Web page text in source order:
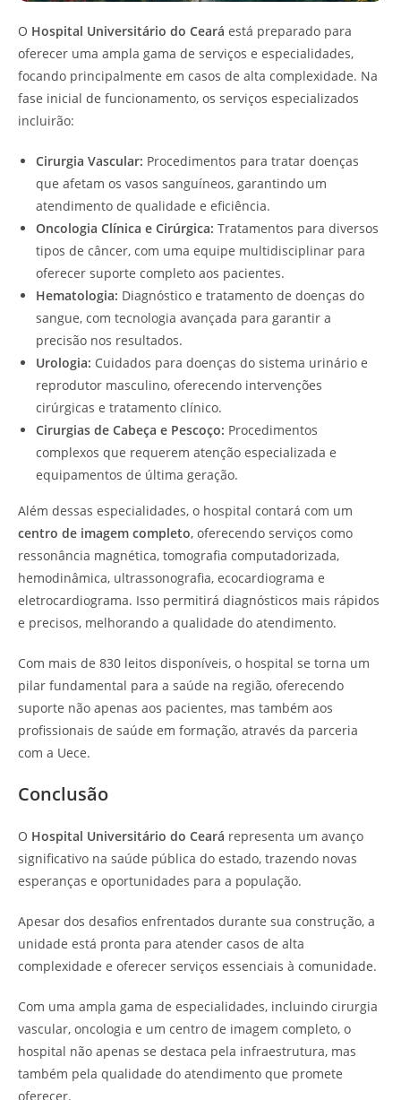
O Hospital Universitário do Ceará está preparado para
oferecer uma ampla gama de serviços e especialidades,
focando principalmente em casos de alta complexidade. Na
fase inicial de funcionamento, os serviços especializados
incluirão:
Cirurgia Vascular: Procedimentos para tratar doenças
que afetam os vasos sanguíneos, garantindo um
atendimento de qualidade e eficiência.
Oncologia Clínica e Cirúrgica: Tratamentos para diversos
tipos de câncer, com uma equipe multidisciplinar para
oferecer suporte completo aos pacientes.
Hematologia: Diagnóstico e tratamento de doenças do
sangue, com tecnologia avançada para garantir a
precisão nos resultados.
Urologia: Cuidados para doenças do sistema urinário e
reprodutor masculino, oferecendo intervenções
cirúrgicas e tratamento clínico.
Cirurgias de Cabeça e Pescoço: Procedimentos
complexos que requerem atenção especializada e
equipamentos de última geração.
Além dessas especialidades, o hospital contará com um
centro de imagem completo, oferecendo serviços como
ressonância magnética, tomografia computadorizada,
hemodinâmica, ultrassonografia, ecocardiograma e
eletrocardiograma. Isso permitirá diagnósticos mais rápidos
e precisos, melhorando a qualidade do atendimento.
Com mais de 830 leitos disponíveis, o hospital se torna um
pilar fundamental para a saúde na região, oferecendo
suporte não apenas aos pacientes, mas também aos
profissionais de saúde em formação, através da parceria
com a Uece.
Conclusão
O Hospital Universitário do Ceará representa um avanço
significativo na saúde pública do estado, trazendo novas
esperanças e oportunidades para a população.
Apesar dos desafios enfrentados durante sua construção, a
unidade está pronta para atender casos de alta
complexidade e oferecer serviços essenciais à comunidade.
Com uma ampla gama de especialidades, incluindo cirurgia
vascular, oncologia e um centro de imagem completo, o
hospital não apenas se destaca pela infraestrutura, mas
também pela qualidade do atendimento que promete
oferecer.